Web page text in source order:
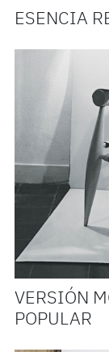
ESENCIA
VERSIÓN
POPULAR